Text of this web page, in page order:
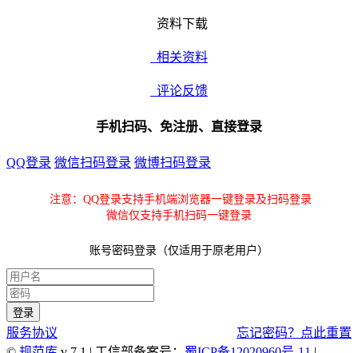
资料下载
相关资料
评论反馈
手机扫码、免注册、直接登录
QQ登录 微信扫码登录 微博扫码登录
注意：QQ登录支持手机端浏览器一键登录及扫码登录
微信仅支持手机扫码一键登录
账号密码登录（仅适用于原老用户）
服务协议
忘记密码？点此重置